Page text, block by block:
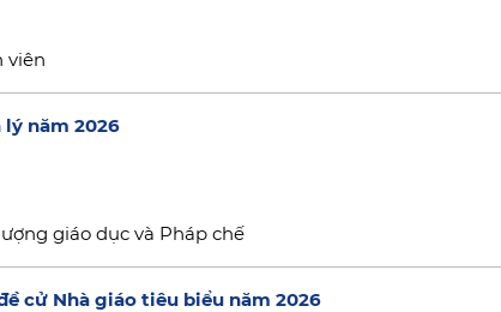
viên
lý năm 2026
giáo dục và Pháp chế
cử Nhà giáo tiêu biểu năm 2026